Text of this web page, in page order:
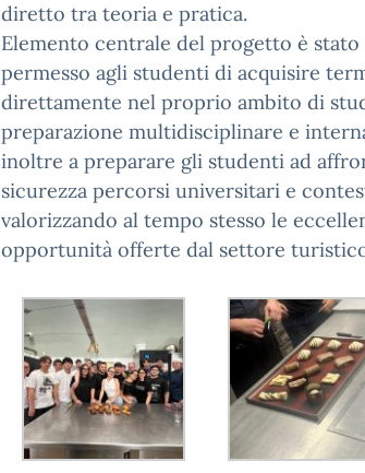
diretto tra teoria e pratica.
Elemento centrale del progetto è stato
permesso agli studenti di acquisire
direttamente nel proprio ambito di
preparazione multidisciplinare e
inoltre a preparare gli studenti ad
sicurezza percorsi universitari e
valorizzando al tempo stesso le
opportunità offerte dal settore